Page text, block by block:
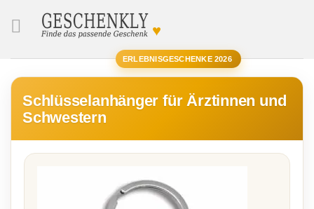
ERLEBNISGESCHENKE 2026
♥
Schlüsselanhänger für Ärztinnen und
Schwestern